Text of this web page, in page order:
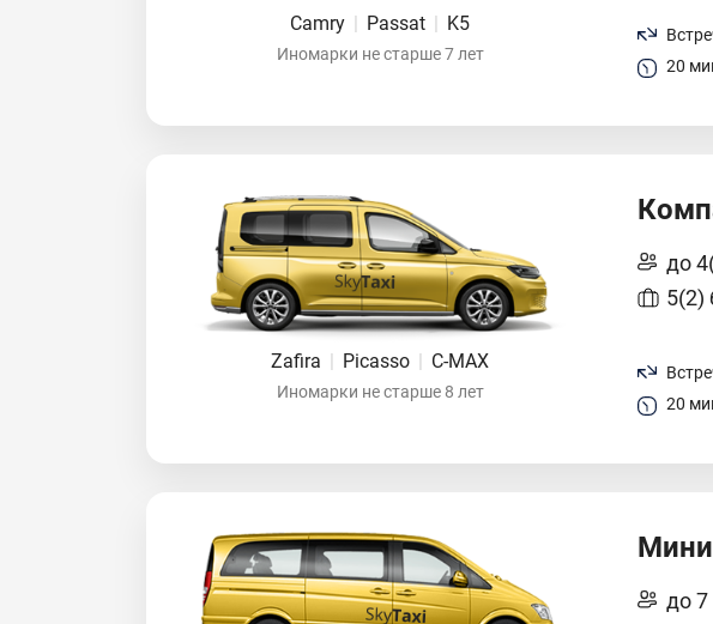
Camry | Passat | K5
Иномарки не старше 7 лет
20
Zafira | Picasso | C-MAX
Иномарки не старше 8 лет
до
5(2)
20
до